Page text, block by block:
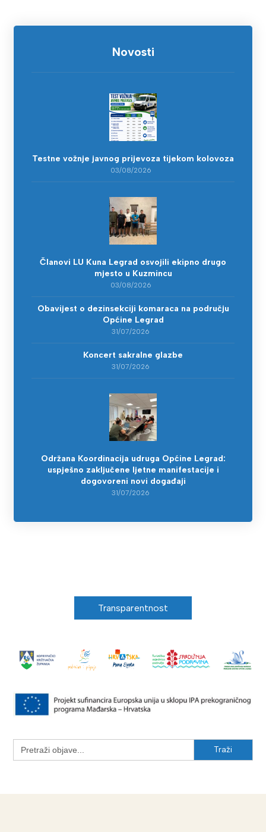
Novosti
Testne vožnje javnog prijevoza tijekom kolovoza
03/08/2026
Članovi LU Kuna Legrad osvojili ekipno drugo
mjesto u Kuzmincu
03/08/2026
Obavijest o dezinsekciji komaraca na području
Općine Legrad
31/07/2026
Koncert sakralne glazbe
31/07/2026
Održana Koordinacija udruga Općine Legrad:
uspješno zaključene ljetne manifestacije i
dogovoreni novi događaji
31/07/2026
Transparentnost
Search
for: